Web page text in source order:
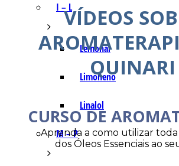
I – L
Lemonal
Limoneno
Linalol
M – P
VÍDEOS
QUINARI
CURSO DE
Aprenda a como utilizar toda
dos Óleos Essenciais ao